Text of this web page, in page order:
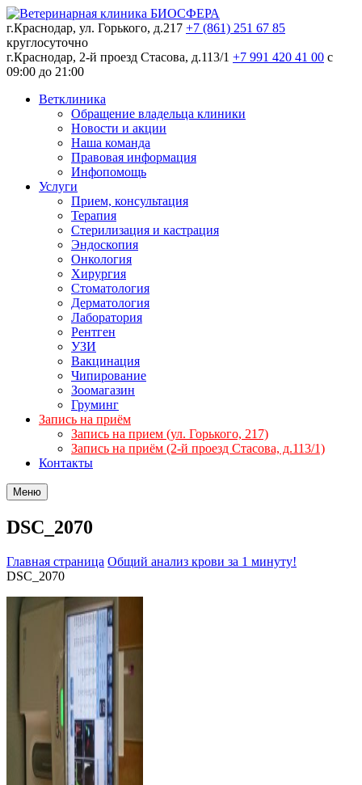
г.Краснодар, ул. Горького, д.217 +7 (861) 251 67 85
круглосуточно
г.Краснодар, 2-й проезд Стасова, д.113/1 +7 991 420 41 00 c
09:00 до 21:00
Ветклиника
Обращение владельца клиники
Новости и акции
Наша команда
Правовая информация
Инфопомощь
Услуги
Прием, консультация
Терапия
Стерилизация и кастрация
Эндоскопия
Онкология
Хирургия
Стоматология
Дерматология
Лаборатория
Рентген
УЗИ
Вакцинация
Чипирование
Зоомагазин
Груминг
Запись на приём
Запись на прием (ул. Горького, 217)
Запись на приём (2-й проезд Стасова, д.113/1)
Контакты
Меню
DSC_2070
Главная страница Общий анализ крови за 1 минуту!
DSC_2070